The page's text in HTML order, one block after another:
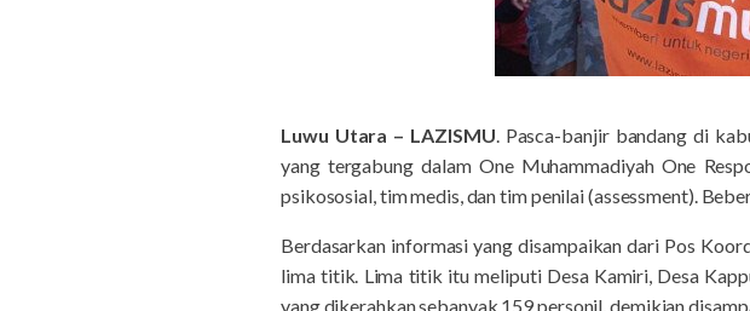
Luwu Utara – LAZISMU. Pasca-banjir bandang di
yang tergabung dalam One Muhammadiyah One
psikososial, tim medis, dan tim penilai (assessment).
Berdasarkan informasi yang disampaikan dari Pos
lima titik. Lima titik itu meliputi Desa Kamiri, Desa
yang dikerahkan sebanyak 159 personil, demikian